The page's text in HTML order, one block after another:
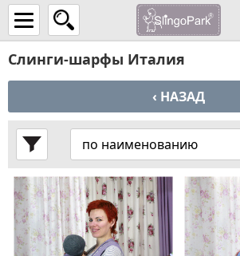
Слинги-шарфы Италия
‹ НАЗАД